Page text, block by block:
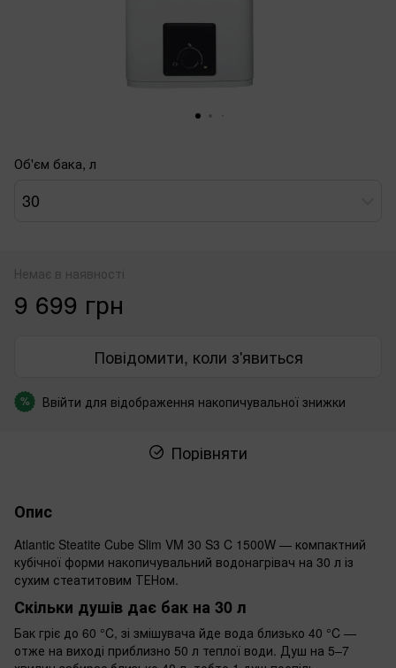
Об'єм бака, л
30
Немає в наявності
9 699 грн
Повідомити, коли з'явиться
% Ввійти для відображення накопичувальної знижки
Порівняти
Опис
Atlantic Steatite Cube Slim VM 30 S3 C 1500W — компактний
кубічної форми накопичувальний водонагрівач на 30 л із
сухим стеатитовим ТЕНом.
Скільки душів дає бак на 30 л
Бак гріє до 60 °C, зі змішувача йде вода близько 40 °C —
отже на виході приблизно 50 л теплої води. Душ на 5–7